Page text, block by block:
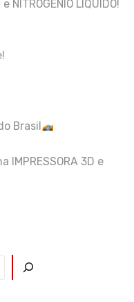
NITROGÊNIO LÍQUIDO!
Brasil
IMPRESSORA 3D e